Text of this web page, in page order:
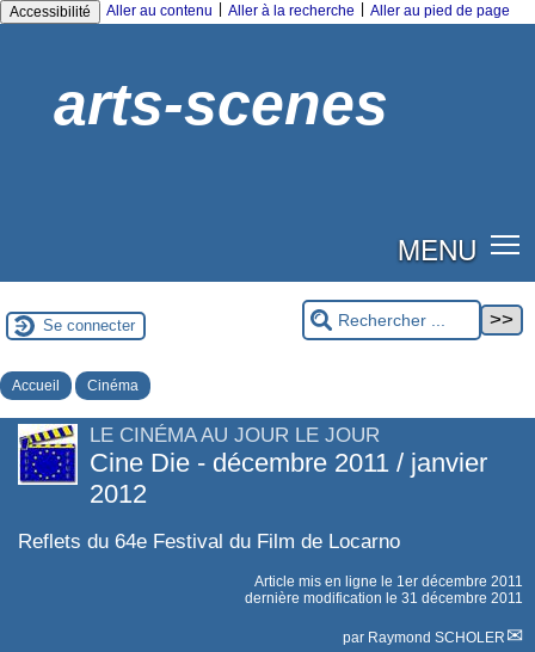
Accessibilité Aller au contenu Aller à la recherche Aller au pied de page
arts-scenes
MENU
Se connecter
Accueil Cinéma
LE CINÉMA AU JOUR LE JOUR
Cine Die - décembre 2011 / janvier
2012
Reflets du 64e Festival du Film de Locarno
Article mis en ligne le 1er décembre 2011
dernière modification le 31 décembre 2011
par Raymond SCHOLER